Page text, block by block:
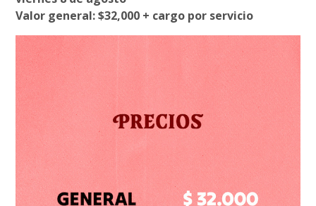
Valor general: $32,000 + cargo por servicio